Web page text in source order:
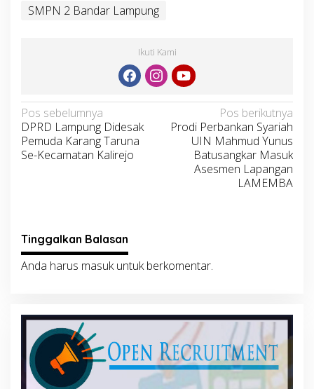
SMPN 2 Bandar Lampung
Ikuti Kami
Navigasi
pos
Pos sebelumnya
DPRD Lampung Didesak
Pemuda Karang Taruna
Se-Kecamatan Kalirejo
Pos berikutnya
Prodi Perbankan Syariah
UIN Mahmud Yunus
Batusangkar Masuk
Asesmen Lapangan
LAMEMBA
Tinggalkan Balasan
Anda harus masukuntuk berkomentar.